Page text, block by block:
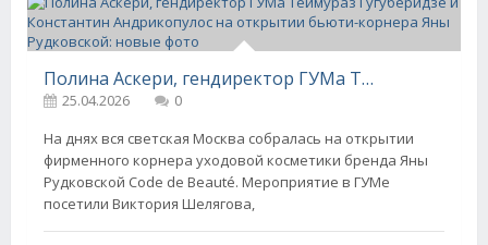
Полина Аскери, гендиректор ГУМа Теймураз Гугуберидзе и Константин Андрикопулос на открытии бьюти-корнера Яны Рудковской: новые фото
25.04.2026
0
На днях вся светская Москва собралась на открытии
фирменного корнера уходовой косметики бренда Яны
Рудковской Code de Beauté. Мероприятие в ГУМе
посетили Виктория Шелягова,